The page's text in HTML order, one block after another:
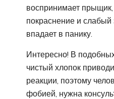
воспринимает
покраснение и слабый
впадает в панику.
Интересно! В
чистый хлопок
реакции, поэтому
фобией, нужна